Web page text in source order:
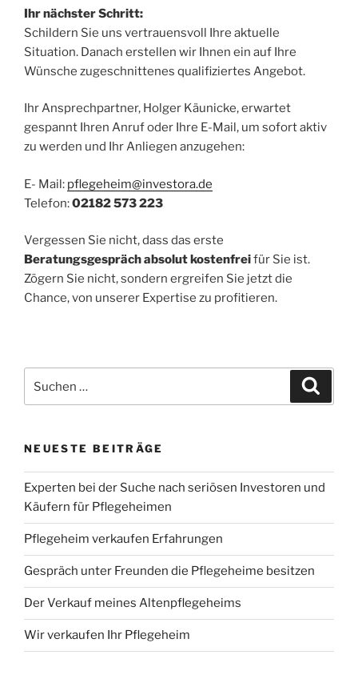
Ihr nächster Schritt:
Schildern Sie uns vertrauensvoll Ihre aktuelle
Situation. Danach erstellen wir Ihnen ein auf Ihre
Wünsche zugeschnittenes qualifiziertes Angebot.
Ihr Ansprechpartner, Holger Käunicke, erwartet
gespannt Ihren Anruf oder Ihre E-Mail, um sofort aktiv
zu werden und Ihr Anliegen anzugehen:
E- Mail: pflegeheim@investora.de
Telefon:02182 573 223
Vergessen Sie nicht, dass das erste
Beratungsgespräch absolut kostenfreifür Sie ist.
Zögern Sie nicht, sondern ergreifen Sie jetzt die
Chance, von unserer Expertise zu profitieren.
nach:
NEUESTE BEITRÄGE
Experten bei der Suche nach seriösen Investoren und
Käufern für Pflegeheimen
Pflegeheim verkaufen Erfahrungen
Gespräch unter Freunden die Pflegeheime besitzen
Der Verkauf meines Altenpflegeheims
Wir verkaufen Ihr Pflegeheim